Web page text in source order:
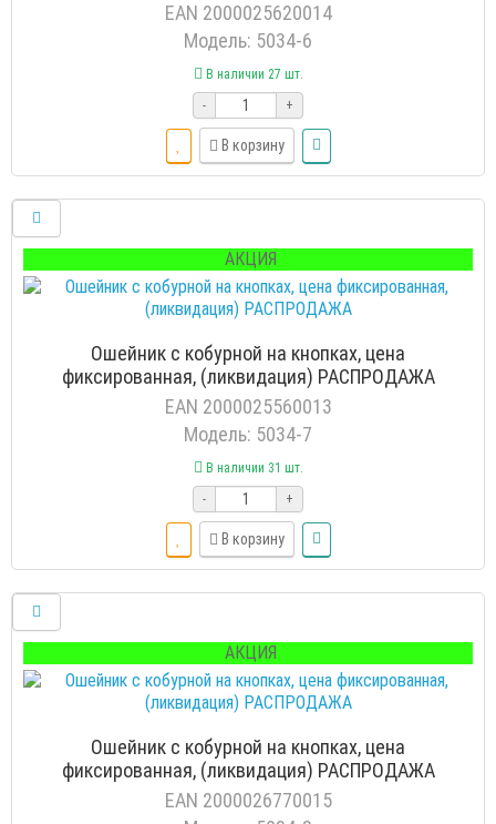
EAN 2000025620014
Модель: 5034-6
В наличии 27 шт.
-
+
В корзину
АКЦИЯ
Ошейник с кобурной на кнопках, цена
фиксированная, (ликвидация) РАСПРОДАЖА
EAN 2000025560013
Модель: 5034-7
В наличии 31 шт.
-
+
В корзину
АКЦИЯ
Ошейник с кобурной на кнопках, цена
фиксированная, (ликвидация) РАСПРОДАЖА
EAN 2000026770015